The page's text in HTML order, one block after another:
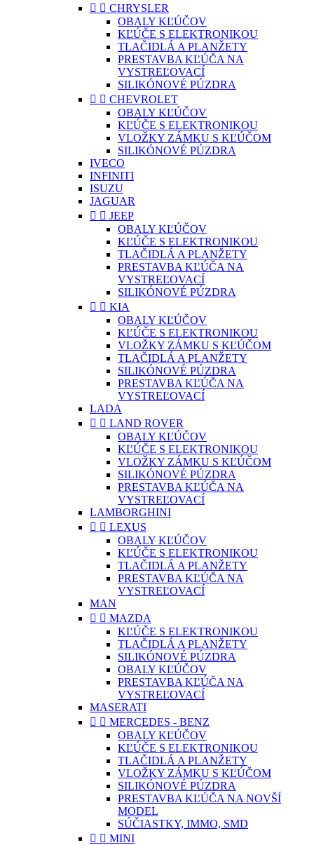
  CHRYSLER
OBALY KĽÚČOV
KĽÚČE S ELEKTRONIKOU
TLAČIDLÁ A PLANŽETY
PRESTAVBA KĽÚČA NA
VYSTREĽOVACÍ
SILIKÓNOVÉ PÚZDRA
  CHEVROLET
OBALY KĽÚČOV
KĽÚČE S ELEKTRONIKOU
VLOŽKY ZÁMKU S KĽÚČOM
SILIKÓNOVÉ PÚZDRA
IVECO
INFINITI
ISUZU
JAGUAR
  JEEP
OBALY KĽÚČOV
KĽÚČE S ELEKTRONIKOU
TLAČIDLÁ A PLANŽETY
PRESTAVBA KĽÚČA NA
VYSTREĽOVACÍ
SILIKÓNOVÉ PÚZDRA
  KIA
OBALY KĽÚČOV
KĽÚČE S ELEKTRONIKOU
VLOŽKY ZÁMKU S KĽÚČOM
TLAČIDLÁ A PLANŽETY
SILIKÓNOVÉ PÚZDRA
PRESTAVBA KĽÚČA NA
VYSTREĽOVACÍ
LADA
  LAND ROVER
OBALY KĽÚČOV
KĽÚČE S ELEKTRONIKOU
VLOŽKY ZÁMKU S KĽÚČOM
SILIKÓNOVÉ PÚZDRA
PRESTAVBA KĽÚČA NA
VYSTREĽOVACÍ
LAMBORGHINI
  LEXUS
OBALY KĽÚČOV
KĽÚČE S ELEKTRONIKOU
TLAČIDLÁ A PLANŽETY
PRESTAVBA KĽÚČA NA
VYSTREĽOVACÍ
MAN
  MAZDA
KĽÚČE S ELEKTRONIKOU
TLAČIDLÁ A PLANŽETY
SILIKÓNOVÉ PÚZDRA
OBALY KĽÚČOV
PRESTAVBA KĽÚČA NA
VYSTREĽOVACÍ
MASERATI
  MERCEDES - BENZ
OBALY KĽÚČOV
KĽÚČE S ELEKTRONIKOU
TLAČIDLÁ A PLANŽETY
VLOŽKY ZÁMKU S KĽÚČOM
SILIKÓNOVÉ PÚZDRA
PRESTAVBA KĽÚČA NA NOVŠÍ
MODEL
SÚČIASTKY, IMMO, SMD
  MINI